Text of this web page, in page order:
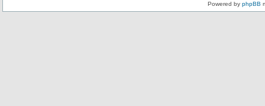
Powered by phpBB